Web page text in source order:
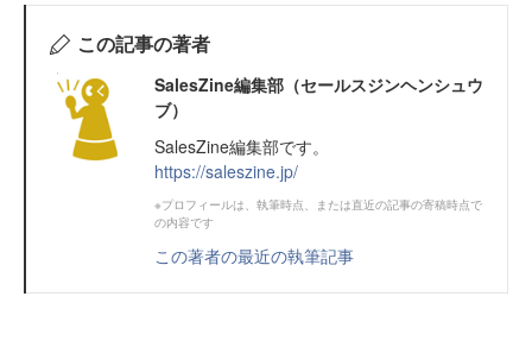
この記事の著者
SalesZine編集部（セールスジンヘンシュウ
ブ）
SalesZine編集部です。
https://saleszine.jp/
※プロフィールは、執筆時点、または直近の記事の寄稿時点で
の内容です
この著者の最近の執筆記事